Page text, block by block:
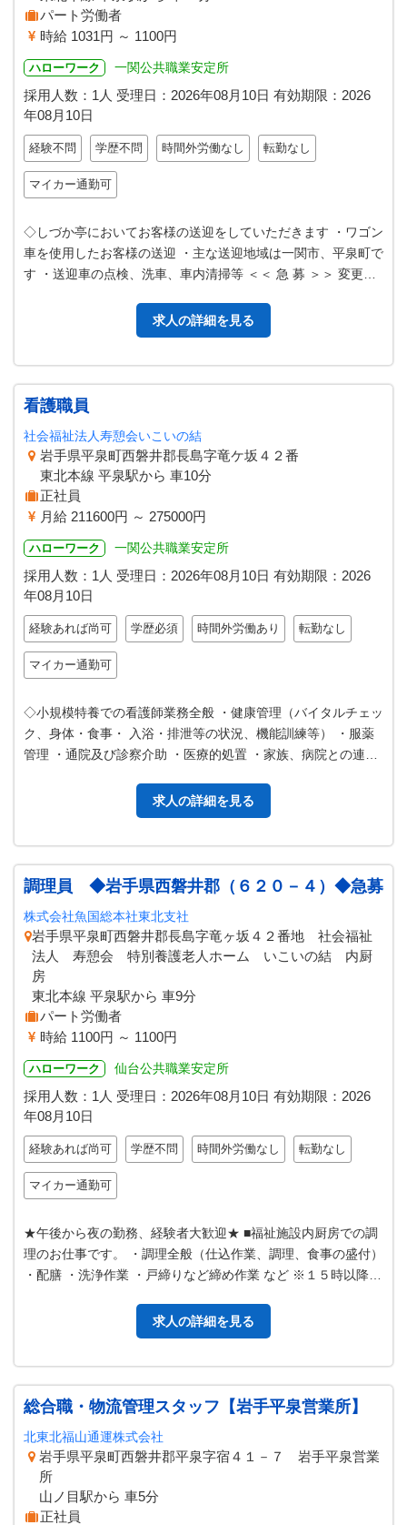
パート労働者
時給 1031円 ～ 1100円
ハローワーク 一関公共職業安定所
採用人数：1人 受理日： 2026年08月10日 有効期限： 2026
年08月10日
経験不問 学歴不問 時間外労働なし 転勤なし
マイカー通勤可
◇しづか亭においてお客様の送迎をしていただきます ・ワゴン
車を使用したお客様の送迎 ・主な送迎地域は一関市、平泉町で
す ・送迎車の点検、洗車、車内清掃等 ＜＜ 急 募 ＞＞ 変更範
求人の詳細を見る
看護職員
社会福祉法人寿憩会いこいの結
岩手県平泉町西磐井郡長島字竜ケ坂４２番
東北本線 平泉駅から 車10分
正社員
月給 211600円 ～ 275000円
ハローワーク 一関公共職業安定所
採用人数：1人 受理日： 2026年08月10日 有効期限： 2026
年08月10日
経験あれば尚可 学歴必須 時間外労働あり 転勤なし
マイカー通勤可
◇小規模特養での看護師業務全般 ・健康管理（バイタルチェッ
ク、身体・食事・ 入浴・排泄等の状況、機能訓練等） ・服薬
管理 ・通院及び診察介助 ・医療的処置 ・家族、病院との連絡
求人の詳細を見る
調理員 ◆岩手県西磐井郡（６２０－４）◆急募
株式会社魚国総本社東北支社
岩手県平泉町西磐井郡長島字竜ヶ坂４２番地 社会福祉
法人 寿憩会 特別養護老人ホーム いこいの結 内厨
房
東北本線 平泉駅から 車9分
パート労働者
時給 1100円 ～ 1100円
ハローワーク 仙台公共職業安定所
採用人数：1人 受理日： 2026年08月10日 有効期限： 2026
年08月10日
経験あれば尚可 学歴不問 時間外労働なし 転勤なし
マイカー通勤可
★午後から夜の勤務、経験者大歓迎★ ■福祉施設内厨房での調
理のお仕事です。 ・調理全般（仕込作業、調理、食事の盛付）
・配膳 ・洗浄作業 ・戸締りなど締め作業 など ※１５時以降お
求人の詳細を見る
総合職・物流管理スタッフ【岩手平泉営業所】
北東北福山通運株式会社
岩手県平泉町西磐井郡平泉字宿４１－７ 岩手平泉営業
所
山ノ目駅から 車5分
正社員